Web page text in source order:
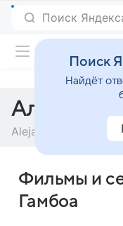
Поиск
Alejandro Gamboa
Фильмы и
Гамбоа
Поиск
Найдёт